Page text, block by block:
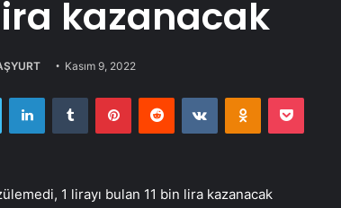
kazanacak
Kasım 9, 2022
Twitter LinkedInTumblr PinterestReddit VKontakteOdnoklassniki
Pocket
1 lirayı bulan 11 bin lira kazanacak